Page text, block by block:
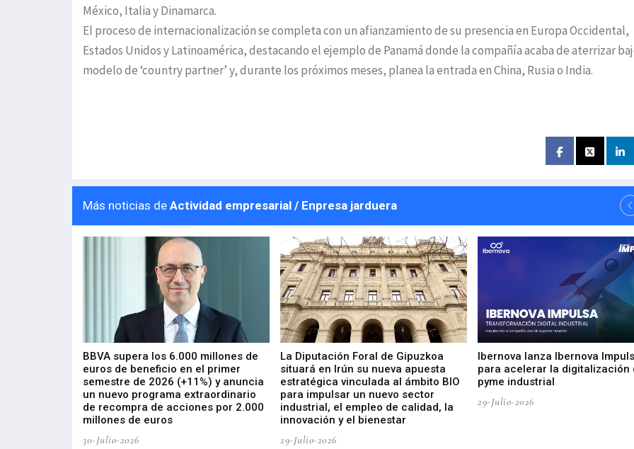
México, Italia y Dinamarca.
El proceso de internacionalización se completa con un afianzamiento de su presencia en Europa Occidental,
Estados Unidos y Latinoamérica, destacando el ejemplo de Panamá donde la compañía acaba de aterrizar
modelo de ‘country partner’ y, durante los próximos meses, planea la entrada en China, Rusia o India.
Más noticias de Actividad empresarial / Enpresa jarduera
BBVA supera los 6.000 millones de
euros de beneficio en el primer
semestre de 2026 (+11%) y anuncia
un nuevo programa extraordinario
de recompra de acciones por 2.000
millones de euros
30-Julio-2026
La Diputación Foral de Gipuzkoa
situará en Irún su nueva apuesta
estratégica vinculada al ámbito BIO
para impulsar un nuevo sector
industrial, el empleo de calidad, la
innovación y el bienestar
29-Julio-2026
Ibernova lanza Ibernova
para acelerar la digitalización
pyme industrial
29-Julio-2026